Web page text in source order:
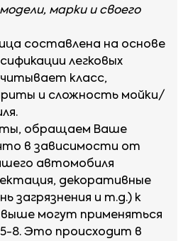
SAAB 900, 9-3;
SEAT Ibiza, Leon;
SKODA Fabia,
Octavia до 2006
г.в.;
SUBARU Impreza,
XV;
SUZUKI Liana, SX4,
Swift;
TOYOTA Auris,
Corolla, Prius, Verso;
марки и своего
составлена на основе
легковых
класс,
и сложность мойки/
обращаем Ваше
в зависимости от
автомобиля
декоративные
загрязнения и т.д.) к
выше могут применяться
8. Это происходит в